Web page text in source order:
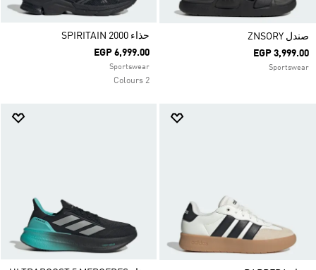
صندل ZNSORY
EGP 3,999.00
Sportswear
حذاء SPIRITAIN 2000
EGP 6,999.00
Sportswear
2 Colours